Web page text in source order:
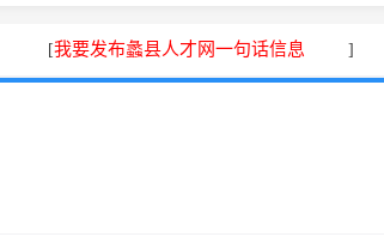
[我要发布蠡县人才网一句话信息 ]